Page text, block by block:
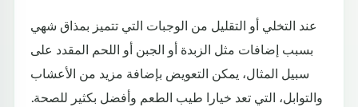
عند التخلي أو التقليل من الوجبات التي تتميز بمذاق شهي
بسبب إضافات مثل الزبدة أو الجبن أو اللحم المقدد على
سبيل المثال، يمكن التعويض بإضافة مزيد من الأعشاب
والتوابل، التي تعد خيارا طيب الطعم وأفضل بكثير للصحة.